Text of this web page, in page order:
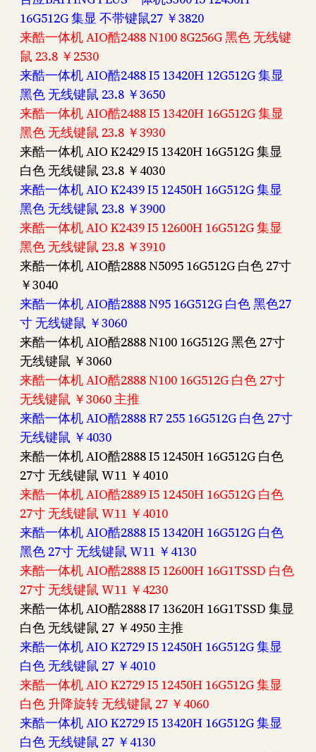
16G512G 集显 不带键鼠27 ￥3820
来酷一体机 AIO酷2488 N100 8G256G 黑色 无线键
鼠 23.8 ￥2530
来酷一体机 AIO酷2488 I5 13420H 12G512G 集显
黑色 无线键鼠 23.8 ￥3650
来酷一体机 AIO酷2488 I5 13420H 16G512G 集显
黑色 无线键鼠 23.8 ￥3930
来酷一体机 AIO K2429 I5 13420H 16G512G 集显
白色 无线键鼠 23.8 ￥4030
来酷一体机 AIO K2439 I5 12450H 16G512G 集显
黑色 无线键鼠 23.8 ￥3900
来酷一体机 AIO K2439 I5 12600H 16G512G 集显
黑色 无线键鼠 23.8 ￥3910
来酷一体机 AIO酷2888 N5095 16G512G 白色 27寸
￥3040
来酷一体机 AIO酷2888 N95 16G512G 白色 黑色27
寸 无线键鼠 ￥3060
来酷一体机 AIO酷2888 N100 16G512G 黑色 27寸
无线键鼠 ￥3060
来酷一体机 AIO酷2888 N100 16G512G 白色 27寸
无线键鼠 ￥3060 主推
来酷一体机 AIO酷2888 R7 255 16G512G 白色 27寸
无线键鼠 ￥4030
来酷一体机 AIO酷2888 I5 12450H 16G512G 白色
27寸 无线键鼠 W11 ￥4010
来酷一体机 AIO酷2889 I5 12450H 16G512G 白色
27寸 无线键鼠 W11 ￥4010
来酷一体机 AIO酷2888 I5 13420H 16G512G 白色
黑色 27寸 无线键鼠 W11 ￥4130
来酷一体机 AIO酷2888 I5 12600H 16G1TSSD 白色
27寸 无线键鼠 W11 ￥4230
来酷一体机 AIO酷2888 I7 13620H 16G1TSSD 集显
白色 无线键鼠 27 ￥4950 主推
来酷一体机 AIO K2729 I5 12450H 16G512G 集显
白色 无线键鼠 27 ￥4010
来酷一体机 AIO K2729 I5 12450H 16G512G 集显
白色 升降旋转 无线键鼠 27 ￥4060
来酷一体机 AIO K2729 I5 13420H 16G512G 集显
白色 无线键鼠 27 ￥4130